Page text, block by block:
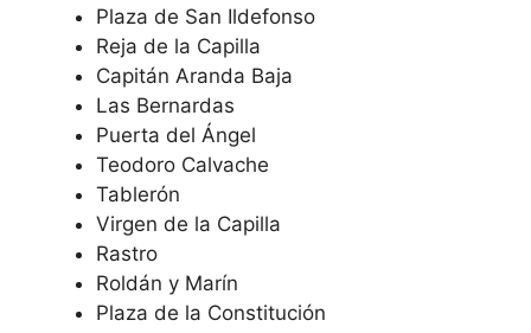
Plaza de San Ildefonso
Reja de la Capilla
Capitán Aranda Baja
Las Bernardas
Puerta del Ángel
Teodoro Calvache
Tablerón
Virgen de la Capilla
Rastro
Roldán y Marín
Plaza de la Constitución